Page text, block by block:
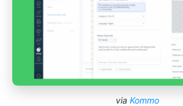
via Kommo